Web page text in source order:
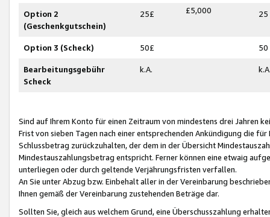
Option 2
(Geschenkgutschein)
25£ £5,000 25
Option 3 (Scheck) 50£ 50
Bearbeitungsgebühr
Scheck
k.A.
Sind auf Ihrem Konto für einen Zeitraum von mindestens drei Jahren
Frist von sieben Tagen nach einer entsprechenden Ankündigung die
Schlussbetrag zurückzuhalten, der dem in der Übersicht
Mindestauszahlungsbetrag entspricht. Ferner können eine etwaig
unterliegen oder durch geltende Verjährungsfristen verfallen.
An Sie unter Abzug bzw. Einbehalt aller in der Vereinbarung
Ihnen gemäß der Vereinbarung zustehenden Beträge dar.
Sollten Sie, gleich aus welchem Grund, eine Überschusszahlung